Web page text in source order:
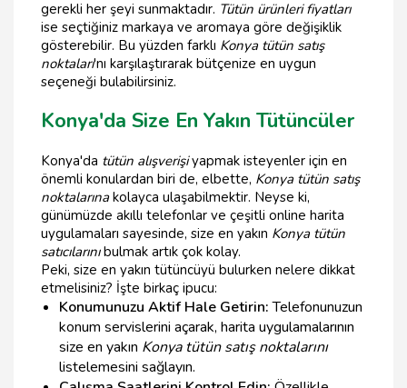
gerekli her şeyi sunmaktadır. Tütün ürünleri fiyatları
ise seçtiğiniz markaya ve aromaya göre değişiklik
gösterebilir. Bu yüzden farklı Konya tütün satış
noktaları'nı karşılaştırarak bütçenize en uygun
seçeneği bulabilirsiniz.
Konya'da Size En Yakın Tütüncüler
Konya'da tütün alışverişiyapmak isteyenler için en
önemli konulardan biri de, elbette, Konya tütün satış
noktalarınakolayca ulaşabilmektir. Neyse ki,
günümüzde akıllı telefonlar ve çeşitli online harita
uygulamaları sayesinde, size en yakın Konya tütün
satıcılarınıbulmak artık çok kolay.
Peki, size en yakın tütüncüyü bulurken nelere dikkat
etmelisiniz? İşte birkaç ipucu:
Konumunuzu Aktif Hale Getirin:Telefonunuzun
konum servislerini açarak, harita uygulamalarının
size en yakın Konya tütün satış noktalarını
listelemesini sağlayın.